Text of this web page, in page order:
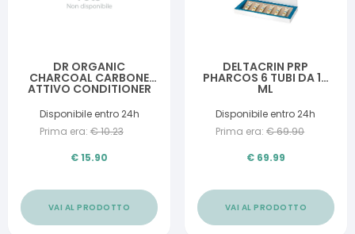
DR ORGANIC
CHARCOAL CARBONE
ATTIVO CONDITIONER
Disponibile entro 24h
Prima era: €10.23
€15.90
VAI AL PRODOTTO
DELTACRIN PRP
PHARCOS 6 TUBI DA 15
ML
Disponibile entro 24h
Prima era: €69.90
€ 69.99
VAI AL PRODOTTO